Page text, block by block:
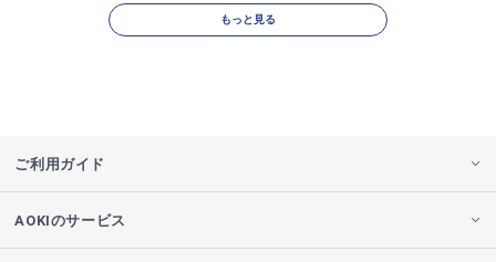
もっと見る
ご利用ガイド
AOKIのサービス